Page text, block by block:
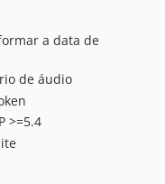
a data de
de áudio
>=5.4